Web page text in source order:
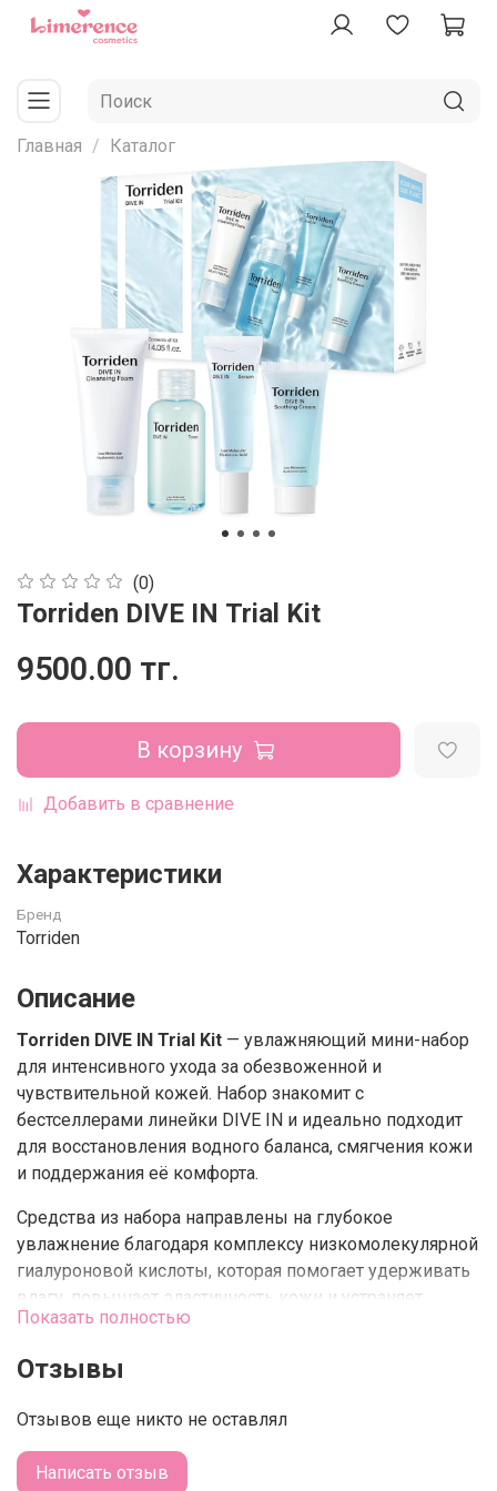
Главная Каталог
(0)
Torriden DIVE IN Trial Kit
9500.00 тг.
В корзину
Добавить в сравнение
Характеристики
Бренд
Torriden
Описание
Torriden DIVE IN Trial Kit — увлажняющий мини-набор
для интенсивного ухода за обезвоженной и
чувствительной кожей. Набор знакомит с
бестселлерами линейки DIVE IN и идеально подходит
для восстановления водного баланса, смягчения кожи
и поддержания её комфорта.
Средства из набора направлены на глубокое
увлажнение благодаря комплексу низкомолекулярной
гиалуроновой кислоты, которая помогает удерживать
влагу, повышает эластичность кожи и устраняет
ощущение стянутости. Формулы обладают лёгкими
кожу.
Набор удобно использовать в поездках, для
тестирования линейки или как базовый увлажняющий
уход на каждый день.
Показать полностью
Отзывы
Отзывов еще никто не оставлял
Написать отзыв